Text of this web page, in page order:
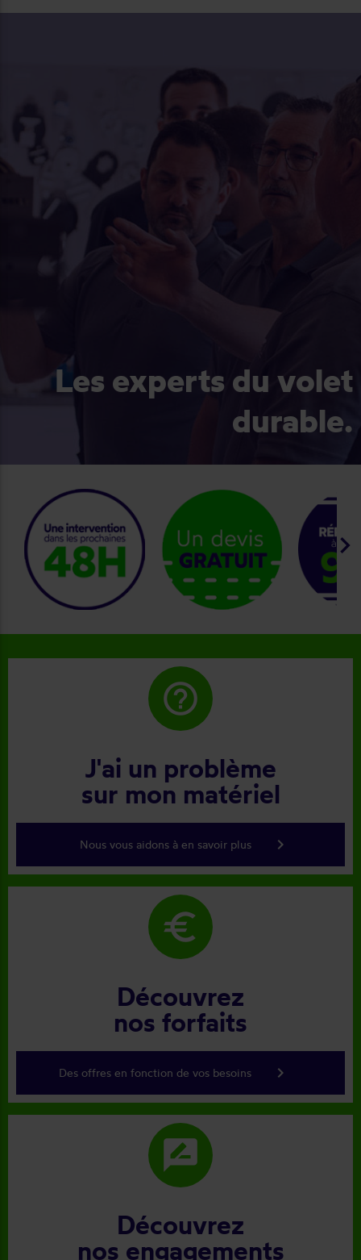
Les experts du volet
durable.
keyboard_arrow_right
help_outline
J'ai un problème
sur mon matériel
Nous vous aidons à en savoir plus keyboard_arrow_right
euro
Découvrez
nos forfaits
Des offres en fonction de vos besoins keyboard_arrow_right
rate_review
Découvrez
nos engagements